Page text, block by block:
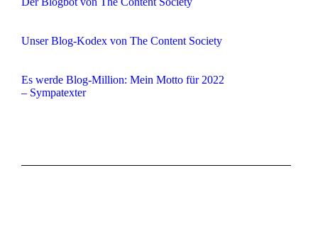
Unser Blog-Kodex von The Content Society
Es werde Blog-Million: Mein Motto für 2022
– Sympatexter